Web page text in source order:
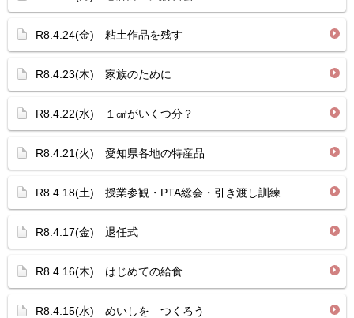
R8.4.24(金) 粘土作品を残す
R8.4.23(木) 家族のために
R8.4.22(水) １㎤がいくつ分？
R8.4.21(火) 愛知県各地の特産品
R8.4.18(土) 授業参観・PTA総会・引き渡し訓練
R8.4.17(金) 退任式
R8.4.16(木) はじめての給食
R8.4.15(水) めいしを つくろう